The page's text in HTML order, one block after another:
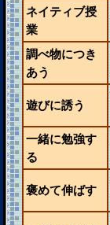
ネイティブ授
業
調べ物につき
あう
遊びに誘う
一緒に勉強す
る
褒めて伸ばす